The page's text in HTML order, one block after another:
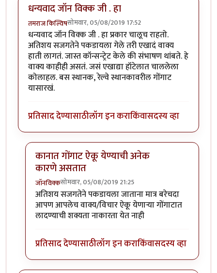
धन्यवाद जॉन विक्क जी . हा
तमराज किल्विषसोमवार, 05/08/2019 17:52
धन्यवाद जॉन विक्क जी . हा प्रकार चालूच राहतो.
अतिशय सजगतेने पकडायला गेले तरी एखादं वाक्य
हाती लागतं. जास्त कॉन्सन्ट्रेट केले की संभाषण थांबते. हे
वाक्य काहीही असतं. जसं एखाद्या हॉटेलात चाललेला
कोलाहल. बस स्थानक, रेल्वे स्थानकावरील गोंगाट
यासारखं.
प्रतिसाद देण्यासाठीलॉग इन कराकिंवासदस्य व्हा
कानात गोंगाट ऐकू येण्याची अनेक
कारणे असतात
जॉनविक्कसोमवार, 05/08/2019 21:25
In reply toधन्यवाद जॉन विक्क जी . हाbyतमराज किल्विष
अतिशय सजगतेने पकडायला जाताना मात्र बरेचदा
आपण आपलेच वाक्य/विचार ऐकू येणाऱ्या गोंगाटात
लादण्याची शक्यता नाकारता येत नाही
प्रतिसाद देण्यासाठीलॉग इन कराकिंवासदस्य व्हा